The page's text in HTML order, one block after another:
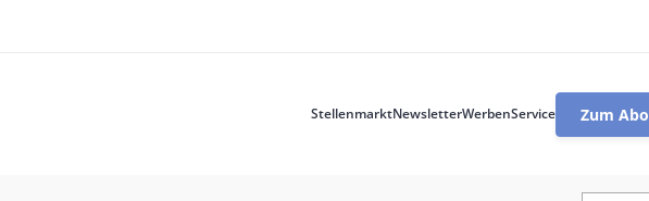
StellenmarktNewsletterWerbenService
User
Zum Abo